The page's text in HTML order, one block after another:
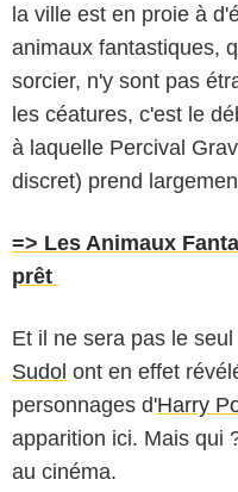
la ville est en proie à
animaux fantastiques,
sorcier, n'y sont pas
les céatures, c'est le
à laquelle Percival
discret) prend
=> Les Animaux
prêt
Et il ne sera pas le seul
Sudol ont en effet
personnages d'Harry
apparition ici. Mais qui
au cinéma.